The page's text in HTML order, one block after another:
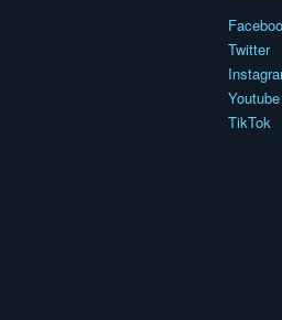
Twitter
TikTok